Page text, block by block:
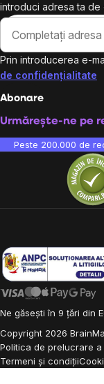
introduci adresa ta de
Prin introducerea e-
de confidențialitate
Abonare
Urmărește-ne pe
Peste 200.000 de
Ne găsești în 9 țări din
Copyright 2026
Politica de prelucrare
Termeni și condiții